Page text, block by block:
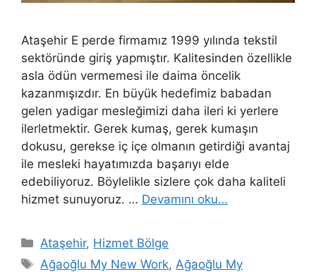
Ataşehir E perde firmamız 1999 yılında tekstil
sektöründe giriş yapmıştır. Kalitesinden özellikle
asla ödün vermemesi ile daima öncelik
kazanmışızdır. En büyük hedefimiz babadan
gelen yadigar mesleğimizi daha ileri ki yerlere
ilerletmektir. Gerek kumaş, gerek kumaşın
dokusu, gerekse iç içe olmanın getirdiği avantaj
ile mesleki hayatımızda başarıyı elde
edebiliyoruz. Böylelikle sizlere çok daha kaliteli
hizmet sunuyoruz. … Devamını oku…
Ataşehir, Hizmet Bölge
Ağaoğlu My New Work, Ağaoğlu My